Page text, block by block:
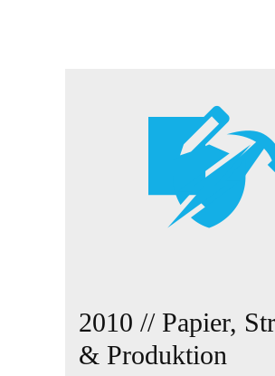
2010 // Papier,
& Produktion